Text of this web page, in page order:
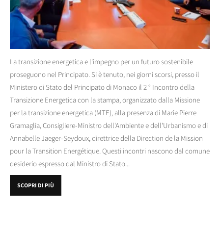
La transizione energetica e l'impegno per un futuro sostenibile
proseguono nel Principato. Si è tenuto, nei giorni scorsi, presso il
Ministero di Stato del Principato di Monaco il 2 ° Incontro della
Transizione Energetica con la stampa, organizzato dalla Missione
per la transizione energetica (MTE), alla presenza di Marie Pierre
Gramaglia, Consigliere-Ministro dell'Ambiente e dell'Urbanismo e di
Annabelle Jaeger-Seydoux, direttrice della Direction de la Mission
pour la Transition Energétique. Questi incontri nascono dal comune
desiderio espresso dal Ministro di Stato...
SCOPRI DI PIÙ